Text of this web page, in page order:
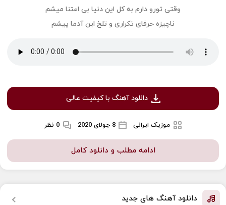
وقتی تورو دارم به کل این دنیا بی اعتنا میشم
ناچیزه حرفای تکراری و تلخ این آدما پیشم
دانلود آهنگ با کیفیت عالی
موزیک ایرانی 8 جولای 2020 0 نظر
ادامه مطلب و دانلود کامل
دانلود آهنگ های جدید